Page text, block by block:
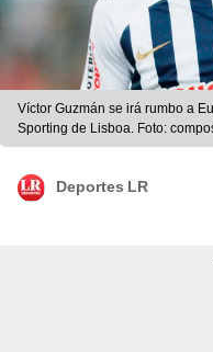
Víctor Guzmán se irá rumbo a
Sporting de Lisboa. Foto:
Deportes LR